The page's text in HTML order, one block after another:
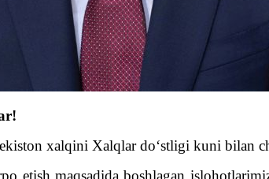
xalqini Xalqlar do‘stligi kuni bilan